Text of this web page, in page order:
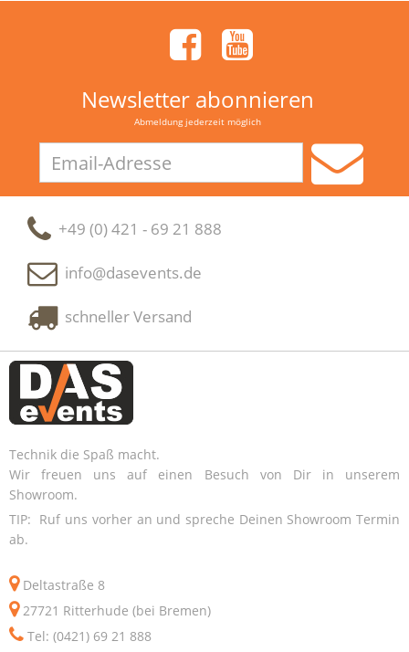
Newsletter abonnieren
Abmeldung jederzeit möglich
Adresse
+49 (0) 421 - 69 21 888
info@dasevents.de
schneller Versand
Technik die Spaß macht.
Wir freuen uns auf einen Besuch von Dir in unserem
Showroom.
TIP: Ruf uns vorher an und spreche Deinen Showroom Termin
ab.
Deltastraße 8
27721 Ritterhude (bei Bremen)
Tel: (0421) 69 21 888